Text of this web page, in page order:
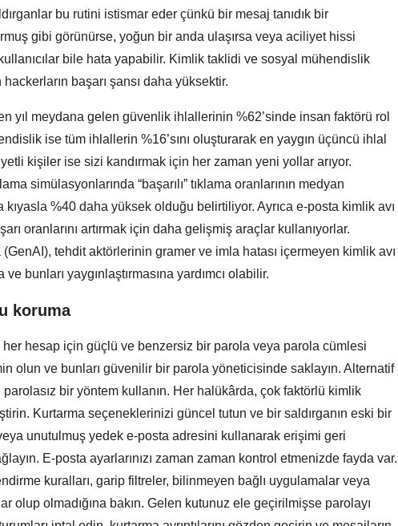
bu rutini istismar eder çünkü bir mesaj tanıdık bir
gibi görünürse, yoğun bir anda ulaşırsa veya aciliyet hissi
bile hata yapabilir. Kimlik taklidi ve sosyal mühendislik
başarı şansı daha yüksektir.
yıl meydana gelen güvenlik ihlallerinin %62’sinde insan faktörü rol
ise tüm ihlallerin %16’sını oluşturarak en yaygın üçüncü ihlal
kişiler ise sizi kandırmak için her zaman yeni yollar arıyor.
simülasyonlarında “başarılı” tıklama oranlarının medyan
%40 daha yüksek olduğu belirtiliyor. Ayrıca e-posta kimlik avı
oranlarını artırmak için daha gelişmiş araçlar kullanıyorlar.
tehdit aktörlerinin gramer ve imla hatası içermeyen kimlik avı
ve bunları yaygınlaştırmasına yardımcı olabilir.
koruma
her hesap için güçlü ve benzersiz bir parola veya parola cümlesi
olun ve bunları güvenilir bir parola yöneticisinde saklayın. Alternatif
bir yöntem kullanın. Her halükârda, çok faktörlü kimlik
Kurtarma seçeneklerinizi güncel tutun ve bir saldırganın eski bir
unutulmuş yedek e-posta adresini kullanarak erişimi geri
E-posta ayarlarınızı zaman zaman kontrol etmenizde fayda var.
kuralları, garip filtreler, bilinmeyen bağlı uygulamalar veya
olup olmadığına bakın. Gelen kutunuz ele geçirilmişse parolayı